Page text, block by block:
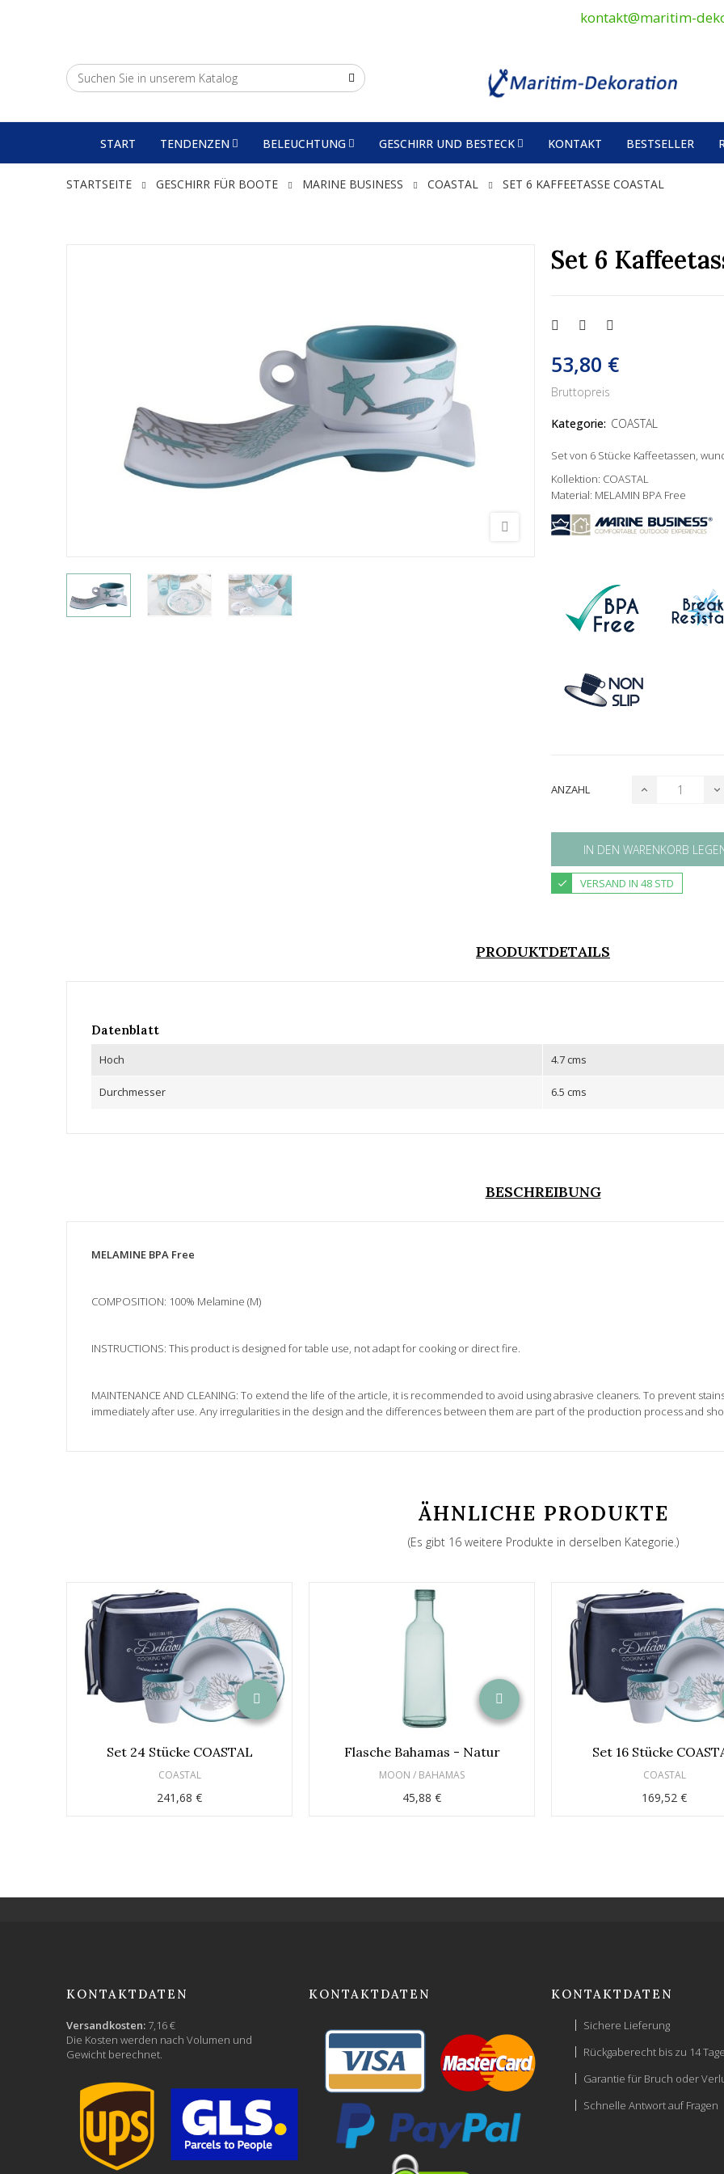
kontakt@maritim-
START TENDENZEN BELEUCHTUNG GESCHIRR UND BESTECK KONTAKT BESTSELLER
STARTSEITE GESCHIRR FÜR BOOTE MARINE BUSINESS COASTAL SET 6 KAFFEETASSE COASTAL
Set 6
53,80 €
Bruttopreis
Kategorie: COASTAL
Set von 6 Stücke Kaffeetassen,
Kollektion: COASTAL
Material: MELAMIN BPA Free
ANZAHL
IN DEN WARENKORB
VERSAND IN 48 STD
PRODUKTDETAILS
Datenblatt
Hoch 4.7 cms
Durchmesser 6.5 cms
BESCHREIBUNG
MELAMINE BPA Free
COMPOSITION: 100% Melamine (M)
INSTRUCTIONS: This product is designed for table use, not adapt for cooking or direct fire.
MAINTENANCE AND CLEANING: To extend the life of the article, it is recommended to avoid using abrasive cleaners. To prevent
immediately after use. Any irregularities in the design and the differences between them are part of the production process and
ÄHNLICHE PRODUKTE
(Es gibt 16 weitere Produkte in derselben Kategorie.)
Set 24 Stücke COASTAL
COASTAL
241,68 €
Flasche Bahamas - Natur
MOON / BAHAMAS
45,88 €
Set 16 Stücke
COASTAL
169,52 €
KONTAKTDATEN
Versandkosten: 7,16 €
Die Kosten werden nach Volumen und
Gewicht berechnet.
KONTAKTDATEN KONTAKTDATEN
Sichere Lieferung
Rückgaberecht bis zu 14
Garantie für Bruch oder
Schnelle Antwort auf Fragen